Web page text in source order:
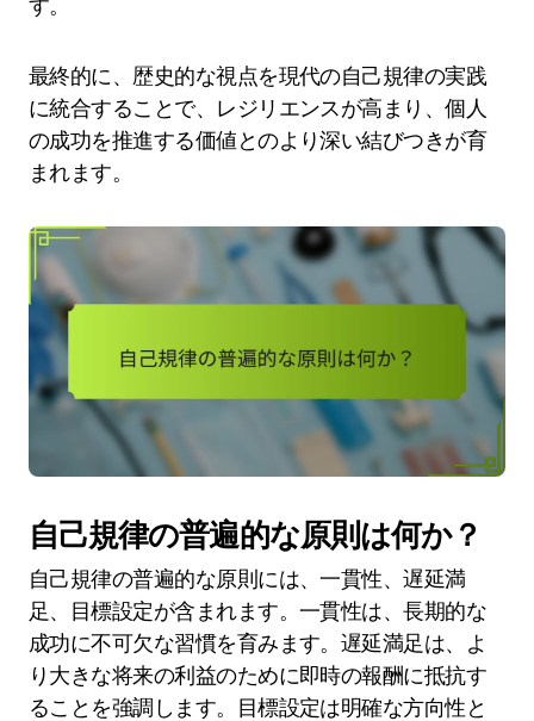
す。
最終的に、歴史的な視点を現代の自己規律の実践
に統合することで、レジリエンスが高まり、個人
の成功を推進する価値とのより深い結びつきが育
まれます。
自己規律の普遍的な原則は何か？
自己規律の普遍的な原則には、一貫性、遅延満
足、目標設定が含まれます。一貫性は、長期的な
成功に不可欠な習慣を育みます。遅延満足は、よ
り大きな将来の利益のために即時の報酬に抵抗す
ることを強調します。目標設定は明確な方向性と